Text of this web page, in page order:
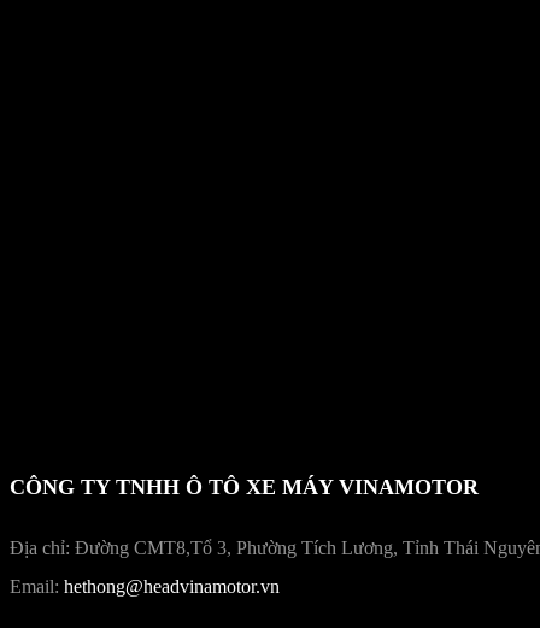
CÔNG TY TNHH Ô TÔ XE MÁY VINAMOTOR
Địa chỉ: Đường CMT8,Tổ 3, Phường Tích Lương, Tỉnh Thái
Email: hethong@headvinamotor.vn